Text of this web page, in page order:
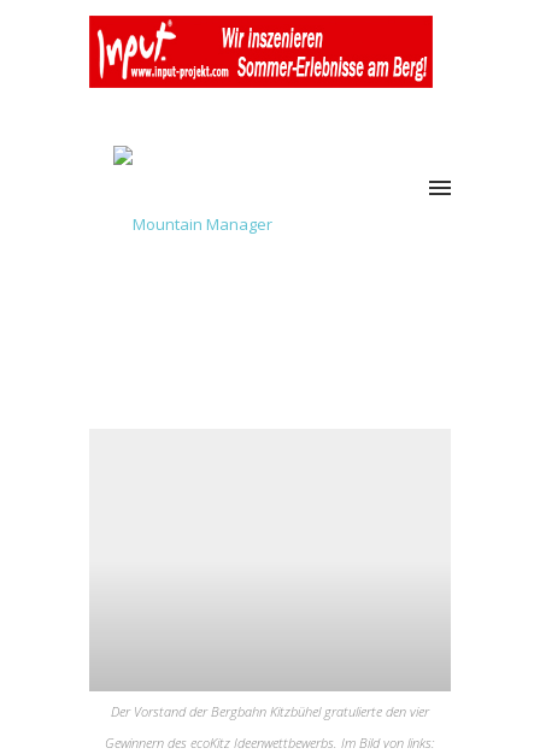
Der Vorstand der Bergbahn Kitzbühel gratulierte den vier
Gewinnern des ecoKitz Ideenwettbewerbs. Im Bild von links: